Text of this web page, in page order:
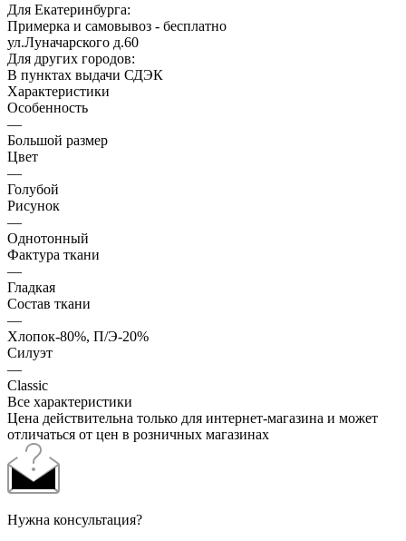
Для Екатеринбурга:
Примерка и самовывоз - бесплатно
ул.Луначарского д.60
Для других городов:
В пунктах выдачи СДЭК
Характеристики
Особенность
—
Большой размер
Цвет
—
Голубой
Рисунок
—
Однотонный
Фактура ткани
—
Гладкая
Состав ткани
—
Хлопок-80%, П/Э-20%
Силуэт
—
Classic
Все характеристики
Цена действительна только для интернет-магазина и может
отличаться от цен в розничных магазинах
Нужна консультация?